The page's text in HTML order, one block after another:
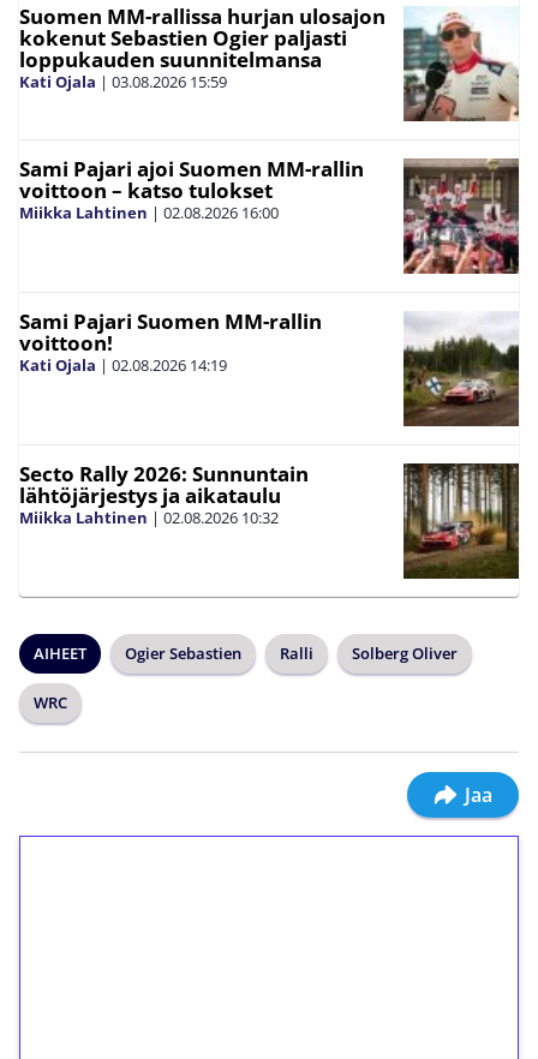
Suomen MM-rallissa hurjan ulosajon
kokenut Sebastien Ogier paljasti
loppukauden suunnitelmansa
Kati Ojala | 03.08.2026 15:59
Sami Pajari ajoi Suomen MM-rallin
voittoon – katso tulokset
Miikka Lahtinen | 02.08.2026 16:00
Sami Pajari Suomen MM-rallin
voittoon!
Kati Ojala | 02.08.2026 14:19
Secto Rally 2026: Sunnuntain
lähtöjärjestys ja aikataulu
Miikka Lahtinen | 02.08.2026 10:32
AIHEET Ogier Sebastien Ralli Solberg Oliver
WRC
Jaa